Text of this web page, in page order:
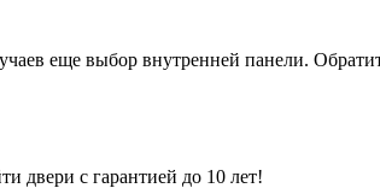
еще выбор внутренней панели.
двери с гарантией до 10 лет!